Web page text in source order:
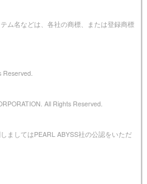
ム名などは、各社の商標、または登録商標
All Rights Reserved.
ましてはPEARL ABYSS社の公認をいただ